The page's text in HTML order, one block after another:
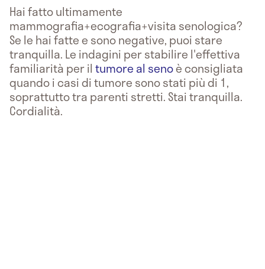
Hai fatto ultimamente
mammografia+ecografia+visita senologica?
Se le hai fatte e sono negative, puoi stare
tranquilla. Le indagini per stabilire l'effettiva
familiarità per il tumore al senoè consigliata
quando i casi di tumore sono stati più di 1,
soprattutto tra parenti stretti. Stai tranquilla.
Cordialità.